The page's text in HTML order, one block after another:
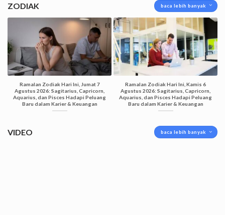
ZODIAK baca lebih banyak
Ramalan Zodiak Hari Ini, Jumat 7
Agustus 2026: Sagitarius, Capricorn,
Aquarius, dan Pisces Hadapi Peluang
Baru dalam Karier & Keuangan
Ramalan Zodiak Hari Ini, Kamis 6
Agustus 2026: Sagitarius, Capricorn,
Aquarius, dan Pisces Hadapi Peluang
Baru dalam Karier & Keuangan
VIDEO baca lebih banyak